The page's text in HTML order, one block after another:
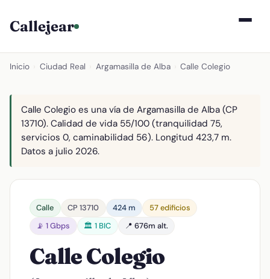
Callejear
Inicio Ciudad Real Argamasilla de Alba Calle Colegio
Calle Colegio es una vía de Argamasilla de Alba (CP
13710). Calidad de vida 55/100 (tranquilidad 75,
servicios 0, caminabilidad 56). Longitud 423,7 m.
Datos a julio 2026.
Calle CP 13710 424 m
57 edificios
📡 1 Gbps
🏛️ 1 BIC 📍 676m alt.
Calle Colegio